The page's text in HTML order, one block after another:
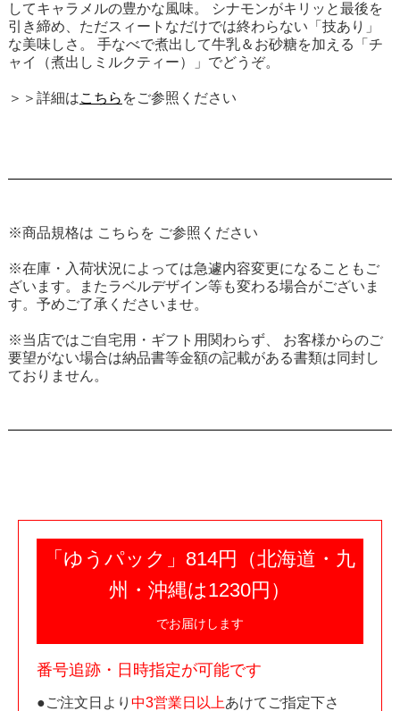
してキャラメルの豊かな風味。 シナモンがキリッと最後を
引き締め、ただスィートなだけでは終わらない「技あり」
な美味しさ。 手なべで煮出して牛乳＆お砂糖を加える「チ
ャイ（煮出しミルクティー）」でどうぞ。
＞＞詳細はこちら をご参照ください
※商品規格は こちら を ご参照ください
※在庫・入荷状況によっては急遽内容変更になることもご
ざいます。またラベルデザイン等も変わる場合がございま
す。予めご了承くださいませ。
※当店ではご自宅用・ギフト用関わらず、 お客様からのご
要望がない場合は納品書等金額の記載がある書類は同封し
ておりません。
「ゆうパック」814円（北海道・九
州・沖縄は1230円）
でお届けします
番号追跡・日時指定が可能です
●ご注文日より 中3営業日以上あけてご指定下さ